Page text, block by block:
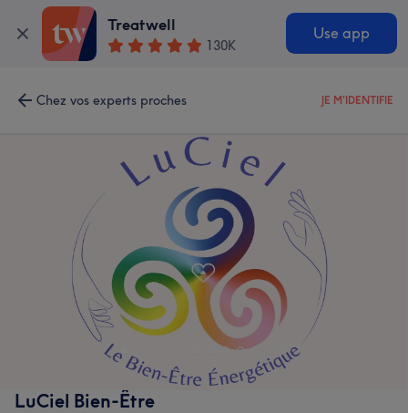
Treatwell
130K
Use app
Chez vos experts proches JE M'IDENTIFIE
LuCiel Bien-Être